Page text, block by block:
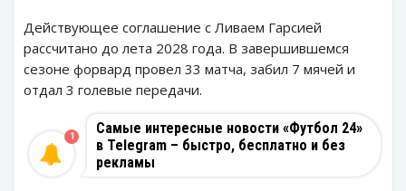
Действующее соглашение с Ливаем Гарсией
рассчитано до лета 2028 года. В завершившемся
сезоне форвард провел 33 матча, забил 7 мячей и
отдал 3 голевые передачи.
Самые интересные новости «Футбол 24»
в Telegram – быстро, бесплатно и без
рекламы
1